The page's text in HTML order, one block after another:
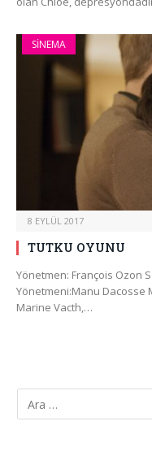
SINEMA
8 EYLÜL 2017
TUTKU OYUNU
Yönetmen: François Ozon
Yönetmeni:Manu Dacosse
Marine Vacth,…